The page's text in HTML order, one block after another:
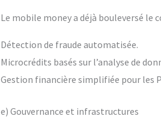
Le mobile money a déjà bouleversé le
Détection de fraude automatisée.
Microcrédits basés sur l’analyse de
Gestion financière simplifiée pour les
e) Gouvernance et infrastructures